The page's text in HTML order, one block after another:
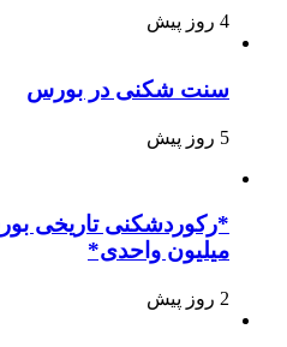
4 روز پیش
سنت شکنی در بورس
5 روز پیش
میلیون واحدی*
2 روز پیش